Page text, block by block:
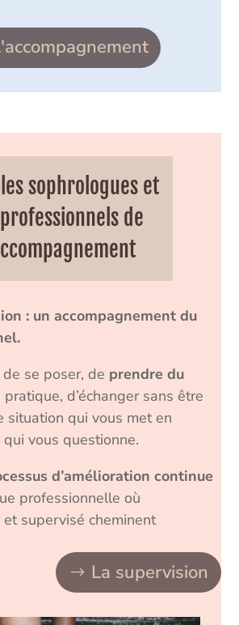
sophrologues et
professionnels de
: un accompagnement du
se poser, de prendre du
pratique, d’échanger sans être
situation qui vous met en
vous questionne.
d’amélioration continue
professionnelle où
supervisé cheminent
La supervision